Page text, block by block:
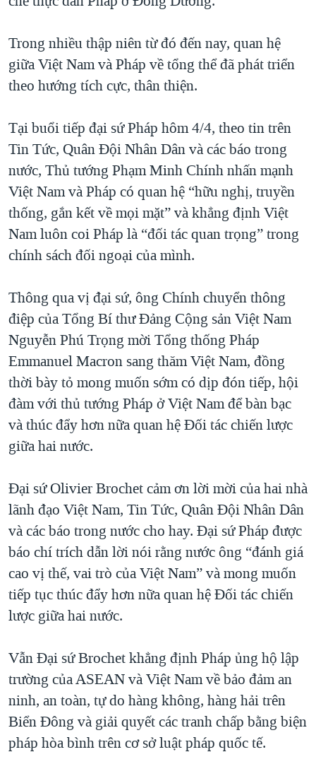
Trong nhiều thập niên từ đó đến nay, quan hệ
giữa Việt Nam và Pháp về tổng thể đã phát triển
theo hướng tích cực, thân thiện.
Tại buổi tiếp đại sứ Pháp hôm 4/4, theo tin trên
Tin Tức, Quân Đội Nhân Dân và các báo trong
nước, Thủ tướng Phạm Minh Chính nhấn mạnh
Việt Nam và Pháp có quan hệ “hữu nghị, truyền
thống, gắn kết về mọi mặt” và khẳng định Việt
Nam luôn coi Pháp là “đối tác quan trọng” trong
chính sách đối ngoại của mình.
Thông qua vị đại sứ, ông Chính chuyển thông
điệp của Tổng Bí thư Đảng Cộng sản Việt Nam
Nguyễn Phú Trọng mời Tổng thống Pháp
Emmanuel Macron sang thăm Việt Nam, đồng
thời bày tỏ mong muốn sớm có dịp đón tiếp, hội
đàm với thủ tướng Pháp ở Việt Nam để bàn bạc
và thúc đẩy hơn nữa quan hệ Đối tác chiến lược
giữa hai nước.
Đại sứ Olivier Brochet cảm ơn lời mời của hai nhà
lãnh đạo Việt Nam, Tin Tức, Quân Đội Nhân Dân
và các báo trong nước cho hay. Đại sứ Pháp được
báo chí trích dẫn lời nói rằng nước ông “đánh giá
cao vị thế, vai trò của Việt Nam” và mong muốn
tiếp tục thúc đẩy hơn nữa quan hệ Đối tác chiến
lược giữa hai nước.
Vẫn Đại sứ Brochet khẳng định Pháp ủng hộ lập
trường của ASEAN và Việt Nam về bảo đảm an
ninh, an toàn, tự do hàng không, hàng hải trên
Biển Đông và giải quyết các tranh chấp bằng biện
pháp hòa bình trên cơ sở luật pháp quốc tế.